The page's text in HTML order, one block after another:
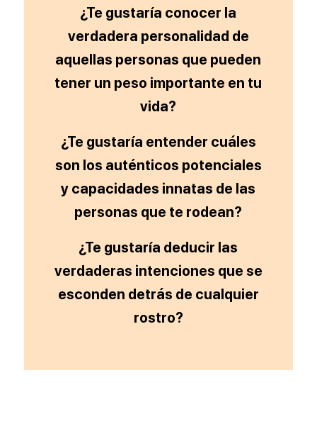
¿Te gustaría conocer la
verdadera personalidad de
aquellas personas que pueden
tener un peso importante en tu
vida?
¿Te gustaría entender cuáles
son los auténticos potenciales
y capacidades innatas de las
personas que te rodean?
¿Te gustaría deducir las
verdaderas intenciones que se
esconden detrás de cualquier
rostro?